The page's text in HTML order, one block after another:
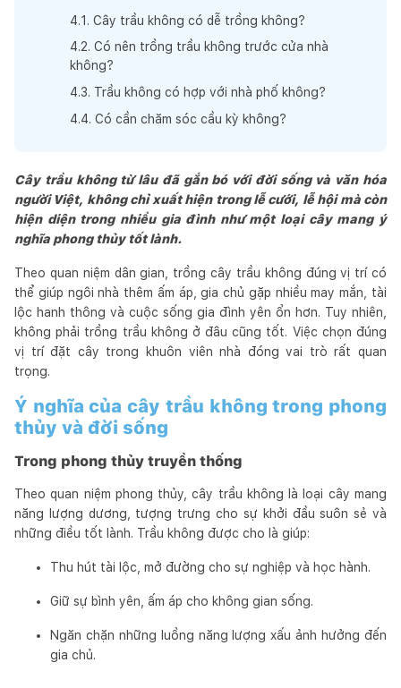
4.1 . Cây trầu không có dễ trồng không?
4.2. Có nên trồng trầu không trước cửa nhà
không?
4.3. Trầu không có hợp với nhà phố không?
4.4. Có cần chăm sóc cầu kỳ không?
Cây trầu không từ lâu đã gắn bó với đời sống và văn hóa
người Việt, không chỉ xuất hiện trong lễ cưới, lễ hội mà còn
hiện diện trong nhiều gia đình như một loại cây mang ý
nghĩa phong thủy tốt lành.
Theo quan niệm dân gian, trồng cây trầu không đúng vị trí có
thể giúp ngôi nhà thêm ấm áp, gia chủ gặp nhiều may mắn, tài
lộc hanh thông và cuộc sống gia đình yên ổn hơn. Tuy nhiên,
không phải trồng trầu không ở đâu cũng tốt. Việc chọn đúng
vị trí đặt cây trong khuôn viên nhà đóng vai trò rất quan
trọng.
Ý nghĩa của cây trầu không trong phong
thủy và đời sống
Trong phong thủy truyền thống
Theo quan niệm phong thủy, cây trầu không là loại cây mang
năng lượng dương, tượng trưng cho sự khởi đầu suôn sẻ và
những điều tốt lành. Trầu không được cho là giúp:
Thu hút tài lộc, mở đường cho sự nghiệp và học hành.
Giữ sự bình yên, ấm áp cho không gian sống.
Ngăn chặn những luồng năng lượng xấu ảnh hưởng đến
gia chủ.